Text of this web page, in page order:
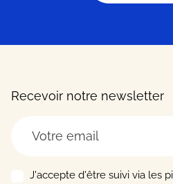
Recevoir notre newsletter
J'accepte d'être suivi via les